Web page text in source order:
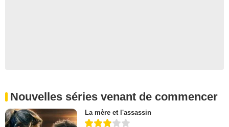
Nouvelles séries venant de commencer
La mère et l'assassin